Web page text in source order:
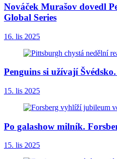
Nováček Murašov dovedl
Global Series
16. lis 2025
Penguins si užívají
15. lis 2025
Po galashow milník.
15. lis 2025